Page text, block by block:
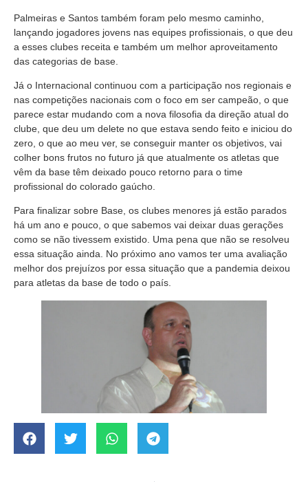
Palmeiras e Santos também foram pelo mesmo caminho,
lançando jogadores jovens nas equipes profissionais, o que deu
a esses clubes receita e também um melhor aproveitamento
das categorias de base.
Já o Internacional continuou com a participação nos regionais e
nas competições nacionais com o foco em ser campeão, o que
parece estar mudando com a nova filosofia da direção atual do
clube, que deu um delete no que estava sendo feito e iniciou do
zero, o que ao meu ver, se conseguir manter os objetivos, vai
colher bons frutos no futuro já que atualmente os atletas que
vêm da base têm deixado pouco retorno para o time
profissional do colorado gaúcho.
Para finalizar sobre Base, os clubes menores já estão parados
há um ano e pouco, o que sabemos vai deixar duas gerações
como se não tivessem existido. Uma pena que não se resolveu
essa situação ainda. No próximo ano vamos ter uma avaliação
melhor dos prejuízos por essa situação que a pandemia deixou
para atletas da base de todo o país.